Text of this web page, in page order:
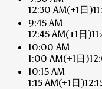
12:30 AM(+1日)
9:45 AM
12:45 AM(+1日)
10:00 AM
1:00 AM(+1日)
10:15 AM
1:15 AM(+1日)